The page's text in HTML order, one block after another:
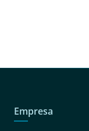
Empresa